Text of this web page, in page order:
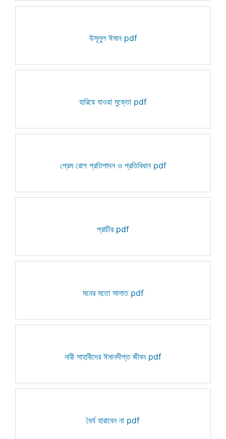
উসূলুল ঈমান pdf
হারিয়ে যাওয়া মুক্তো pdf
প্রেম রোগ প্রতিপাদন ও প্রতিবিধান pdf
প্রাচীর pdf
মনের মতো সালাত pdf
নারী সাহাবীদের ঈমানদীপ্ত জীবন pdf
ধৈর্য হারাবেন না pdf